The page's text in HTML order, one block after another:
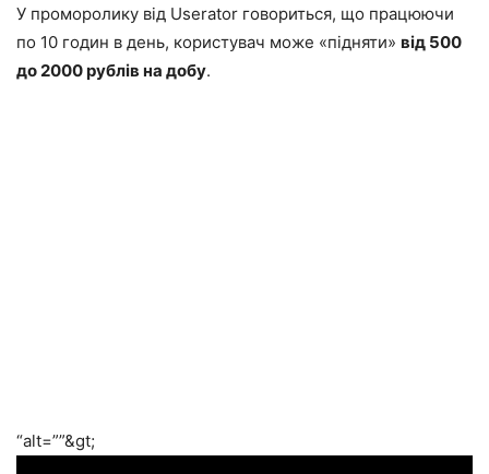
У проморолику від Userator говориться, що працюючи
по 10 годин в день, користувач може «підняти» від 500
до 2000 рублів на добу.
“alt=””&gt;